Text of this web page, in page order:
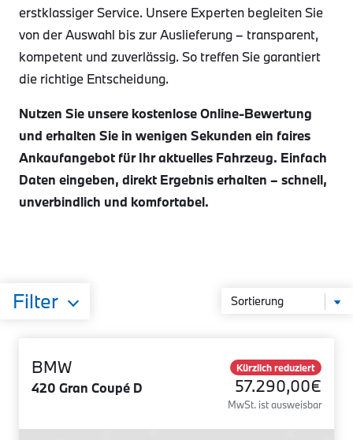
erstklassiger Service. Unsere Experten begleiten Sie
von der Auswahl bis zur Auslieferung – transparent,
kompetent und zuverlässig. So treffen Sie garantiert
die richtige Entscheidung.
Nutzen Sie unsere kostenlose Online-Bewertung
und erhalten Sie in wenigen Sekunden ein faires
Ankaufangebot für Ihr aktuelles Fahrzeug. Einfach
Daten eingeben, direkt Ergebnis erhalten – schnell,
unverbindlich und komfortabel.
Filter
BMW
420 Gran Coupé D
Kürzlich reduziert
57.290,00€
MwSt. ist ausweisbar